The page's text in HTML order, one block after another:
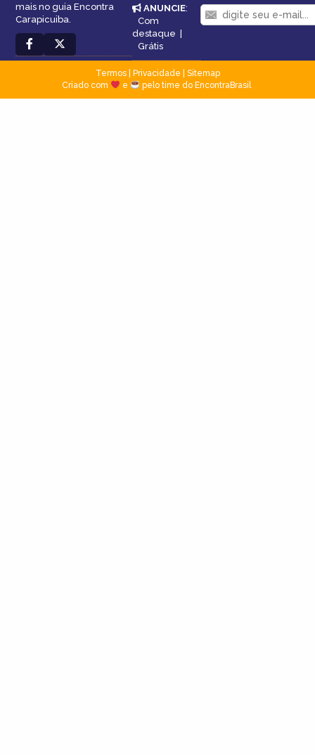
mais no guia Encontra
Carapicuiba.
ANUNCIE:
Com
destaque |
Grátis
Termos| Privacidade
Sitemap
Criado com
e pelo time do EncontraBrasil